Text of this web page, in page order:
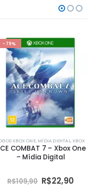
-79%
XBOX ONE, MÍDIA DIGITAL,XBOX
COMBAT 7 – Xbox One
– Mídia Digital
R$109,90 R$22,90